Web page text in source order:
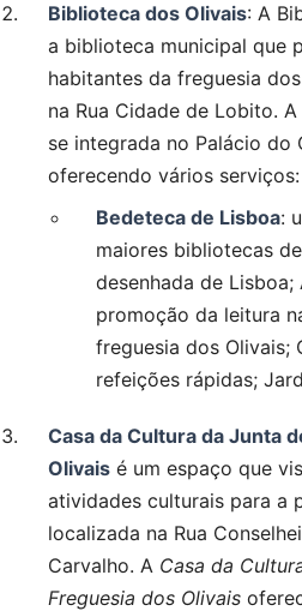
Biblioteca dos Olivais: A
a biblioteca municipal que
habitantes da freguesia
na Rua Cidade de Lobito.
se integrada no Palácio do
oferecendo vários serviços:
Bedeteca de Lisboa:
maiores bibliotecas
desenhada de
promoção da leitura
freguesia dos Olivais;
refeições rápidas;
Casa da Cultura da Junta
Olivais é um espaço que
atividades culturais para a
localizada na Rua
Carvalho. A Casa da
Freguesia dos Olivais